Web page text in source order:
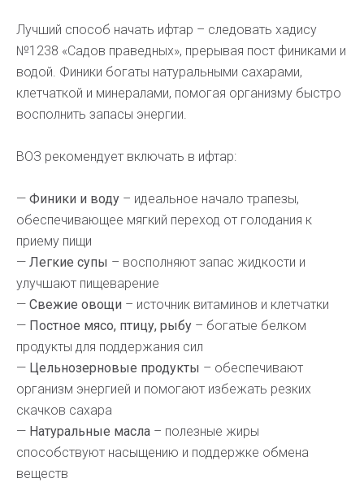
Лучший способ начать ифтар – следовать хадису
№1238 «Садов праведных», прерывая пост финиками и
водой. Финики богаты натуральными сахарами,
клетчаткой и минералами, помогая организму быстро
восполнить запасы энергии.
ВОЗ рекомендует включать в ифтар:
— Финики и воду – идеальное начало трапезы,
обеспечивающее мягкий переход от голодания к
приему пищи
— Легкие супы – восполняют запас жидкости и
улучшают пищеварение
— Свежие овощи – источник витаминов и клетчатки
— Постное мясо, птицу, рыбу – богатые белком
продукты для поддержания сил
— Цельнозерновые продукты – обеспечивают
организм энергией и помогают избежать резких
скачков сахара
— Натуральные масла – полезные жиры
способствуют насыщению и поддержке обмена
веществ